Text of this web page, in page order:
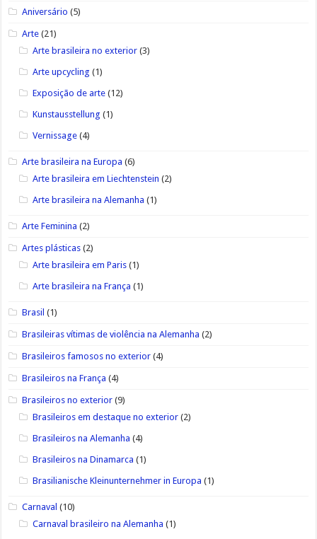
Aniversário (5)
Arte (21)
Arte brasileira no exterior (3)
Arte upcycling (1)
Exposição de arte (12)
Kunstausstellung (1)
Vernissage (4)
Arte brasileira na Europa (6)
Arte brasileira em Liechtenstein (2)
Arte brasileira na Alemanha (1)
Arte Feminina (2)
Artes plásticas (2)
Arte brasileira em Paris (1)
Arte brasileira na França (1)
Brasil (1)
Brasileiras vítimas de violência na Alemanha (2)
Brasileiros famosos no exterior (4)
Brasileiros na França (4)
Brasileiros no exterior (9)
Brasileiros em destaque no exterior (2)
Brasileiros na Alemanha (4)
Brasileiros na Dinamarca (1)
Brasilianische Kleinunternehmer in Europa (1)
Carnaval (10)
Carnaval brasileiro na Alemanha (1)